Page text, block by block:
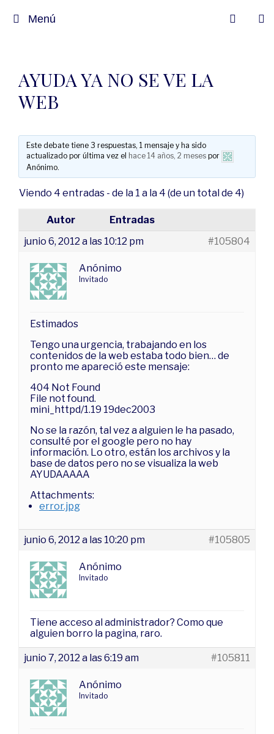
Menú
AYUDA YA NO SE VE LA
WEB
Este debate tiene 3 respuestas, 1 mensaje y ha sido
actualizado por última vez el hace 14 años, 2 mesespor
Anónimo.
Viendo 4 entradas - de la 1 a la 4 (de un total de 4)
Autor
Entradas
junio 6, 2012 a las 10:12 pm
#105804
Anónimo
Invitado
Estimados
Tengo una urgencia, trabajando en los
contenidos de la web estaba todo bien… de
pronto me apareció este mensaje:
404 Not Found
File not found.
mini_httpd/1.19 19dec2003
No se la razón, tal vez a alguien le ha pasado,
consulté por el google pero no hay
información. Lo otro, están los archivos y la
base de datos pero no se visualiza la web
AYUDAAAAA
Attachments:
error.jpg
junio 6, 2012 a las 10:20 pm #105805
Anónimo
Invitado
Tiene acceso al administrador? Como que
alguien borro la pagina, raro.
junio 7, 2012 a las 6:19 am #105811
Anónimo
Invitado